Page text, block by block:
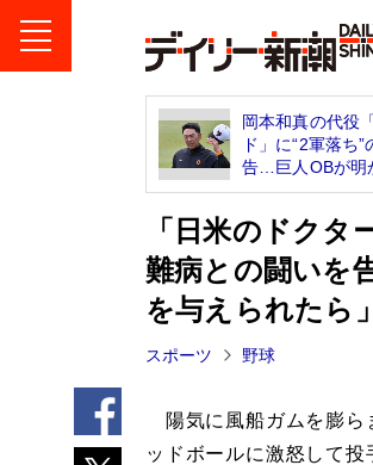
岡本和真の代役
ド」に“2軍落ち”
告…巨人OBが明
「日米のドク
難病との闘いを
を与えられたら」
スポーツ 野球
陽気に風船ガムを膨ら
ッドボールに激怒して